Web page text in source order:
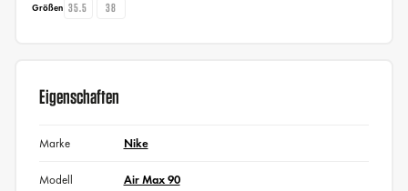
Größen 35.5 38
Eigenschaften
Marke Nike
Modell Air Max 90